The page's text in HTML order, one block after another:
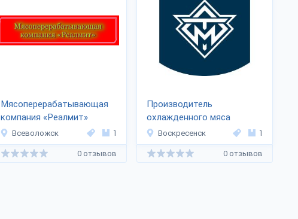
Мясоперерабатывающая
компания «Реалмит»
Всеволожск 1
0 отзывов
Производитель
охлажденного мяса
«ТРИМТ»
Воскресенск 1
0 отзывов